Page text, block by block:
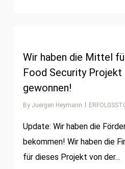
Wir haben die Mittel
Food Security Projekt
gewonnen!
By Juergen Heymann
Update: Wir haben die
bekommen! Wir haben die
für dieses Projekt von der...